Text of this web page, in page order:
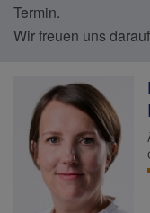
Termin.
Wir freuen uns